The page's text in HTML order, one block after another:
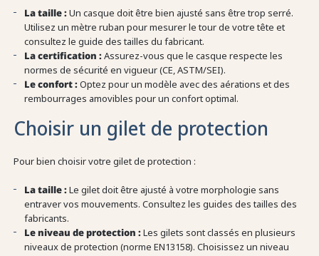
La taille : Un casque doit être bien ajusté sans être trop serré.
Utilisez un mètre ruban pour mesurer le tour de votre tête et
consultez le guide des tailles du fabricant.
La certification : Assurez-vous que le casque respecte les
normes de sécurité en vigueur (CE, ASTM/SEI).
Le confort : Optez pour un modèle avec des aérations et des
rembourrages amovibles pour un confort optimal.
Choisir un gilet de protection
Pour bien choisir votre gilet de protection :
La taille : Le gilet doit être ajusté à votre morphologie sans
entraver vos mouvements. Consultez les guides des tailles des
fabricants.
Le niveau de protection : Les gilets sont classés en plusieurs
niveaux de protection (norme EN13158). Choisissez un niveau